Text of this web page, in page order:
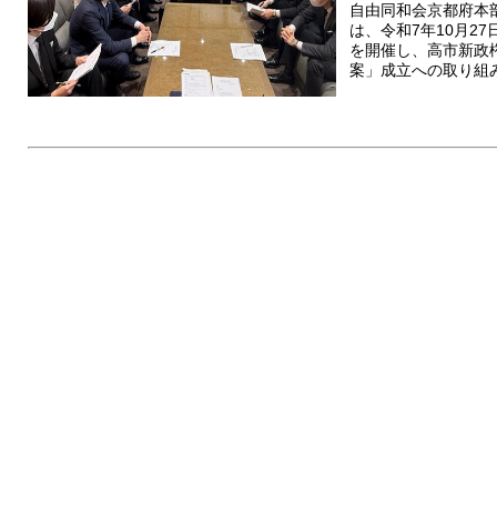
自由同和会京都府本
は、令和7年10月27
を開催し、高市新政
案」成立への取り組